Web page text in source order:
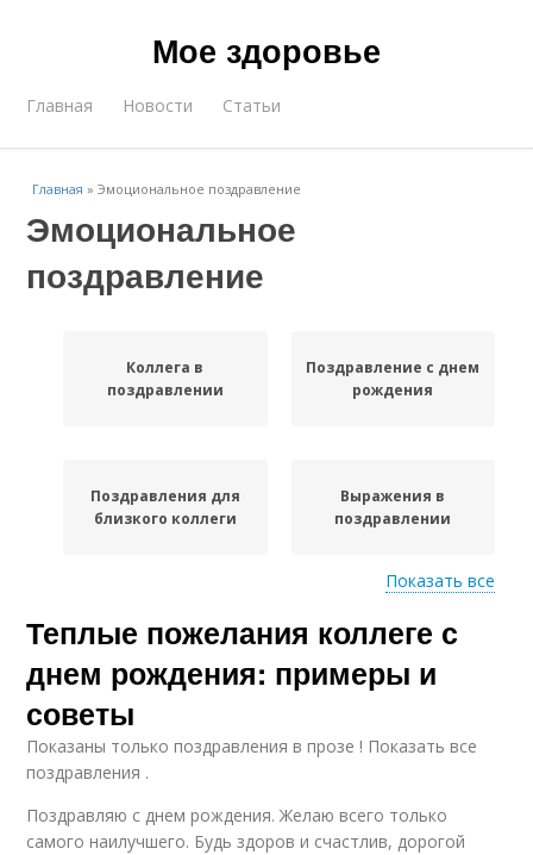
Мое здоровье
Главная Новости Статьи
Главная »Эмоциональное поздравление
Эмоциональное
поздравление
Коллега в
поздравлении
Поздравление с днем
рождения
Поздравления для
близкого коллеги
Выражения в
поздравлении
Быстрые
поздравления
Поздравления с днем
рождения
Короткие
поздравления
Скучные
Показать все
Теплые пожелания коллеге с
днем рождения: примеры и
советы
Показаны только поздравления в прозе ! Показать все
поздравления .
Поздравляю с днем рождения. Желаю всего только
самого наилучшего. Будь здоров и счастлив, дорогой